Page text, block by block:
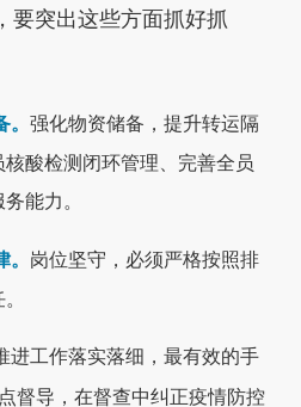
要突出这些方面抓好抓
强化物资储备，提升转运隔
酸检测闭环管理、完善全员
能力。
岗位坚守，必须严格按照排
进工作落实落细，最有效的手
督导，在督查中纠正疫情防控